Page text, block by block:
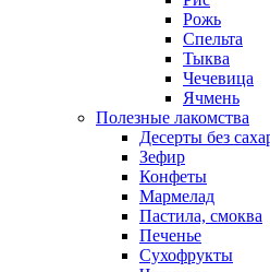
Рожь
Спельта
Тыква
Чечевица
Ячмень
Полезные лакомства
Десерты без
Зефир
Конфеты
Мармелад
Пастила, смоква
Печенье
Сухофрукты